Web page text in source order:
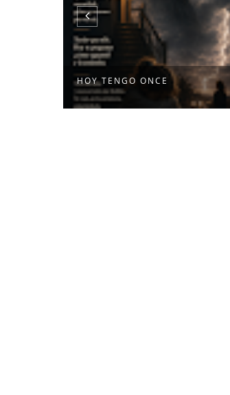
HOY TENGO ONCE